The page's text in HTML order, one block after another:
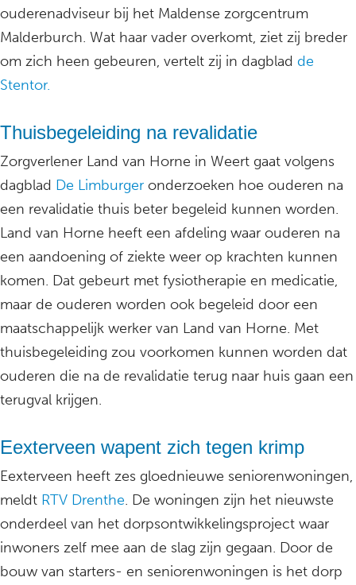
ouderenadviseur bij het Maldense zorgcentrum
Malderburch. Wat haar vader overkomt, ziet zij breder
om zich heen gebeuren, vertelt zij in dagblad de
Stentor.
Thuisbegeleiding na revalidatie
Zorgverlener Land van Horne in Weert gaat volgens
dagblad De Limburger onderzoeken hoe ouderen na
een revalidatie thuis beter begeleid kunnen worden.
Land van Horne heeft een afdeling waar ouderen na
een aandoening of ziekte weer op krachten kunnen
komen. Dat gebeurt met fysiotherapie en medicatie,
maar de ouderen worden ook begeleid door een
maatschappelijk werker van Land van Horne. Met
thuisbegeleiding zou voorkomen kunnen worden dat
ouderen die na de revalidatie terug naar huis gaan een
terugval krijgen.
Eexterveen wapent zich tegen krimp
Eexterveen heeft zes gloednieuwe seniorenwoningen,
meldt RTV Drenthe. De woningen zijn het nieuwste
onderdeel van het dorpsontwikkelingsproject waar
inwoners zelf mee aan de slag zijn gegaan. Door de
bouw van starters- en seniorenwoningen is het dorp